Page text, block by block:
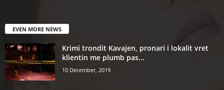
EVEN MORE NEWS
Krimi trondit Kavajen, pronari i lokalit vret
klientin me plumb pas...
10 December, 2019